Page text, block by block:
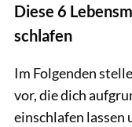
Diese 6
schlafen
Im Folgenden
vor, die dich
einschlafen lassen